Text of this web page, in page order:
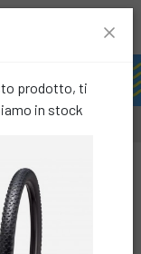
prodotto, ti
in stock